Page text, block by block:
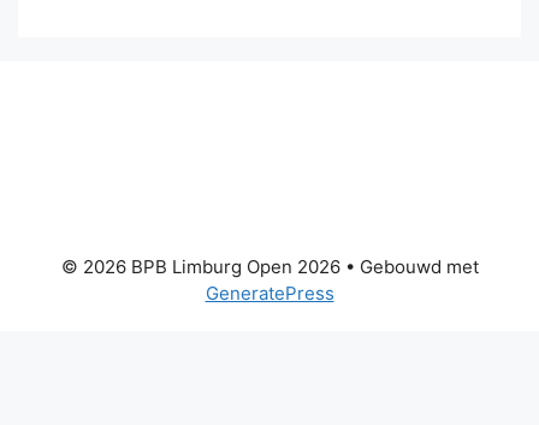
© 2026 BPB Limburg Open 2026• Gebouwd met
GeneratePress